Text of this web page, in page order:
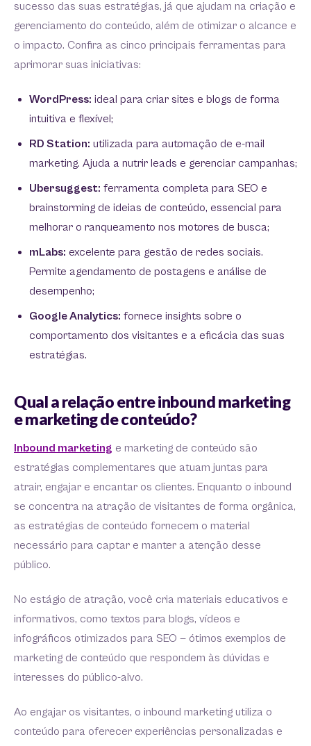
sucesso das suas estratégias, já que ajudam na criação e
gerenciamento do conteúdo, além de otimizar o alcance e
o impacto. Confira as cinco principais ferramentas para
aprimorar suas iniciativas:
WordPress: ideal para criar sites e blogs de forma
intuitiva e flexível;
RD Station: utilizada para automação de e-mail
marketing. Ajuda a nutrir leads e gerenciar campanhas;
Ubersuggest: ferramenta completa para SEO e
brainstorming de ideias de conteúdo, essencial para
melhorar o ranqueamento nos motores de busca;
mLabs: excelente para gestão de redes sociais.
Permite agendamento de postagens e análise de
desempenho;
Google Analytics: fornece insights sobre o
comportamento dos visitantes e a eficácia das suas
estratégias.
Qual a relação entre inbound marketing
e marketing de conteúdo?
Inbound marketing e marketing de conteúdo são
estratégias complementares que atuam juntas para
atrair, engajar e encantar os clientes. Enquanto o inbound
se concentra na atração de visitantes de forma orgânica,
as estratégias de conteúdo fornecem o material
necessário para captar e manter a atenção desse
público.
No estágio de atração, você cria materiais educativos e
informativos, como textos para blogs, vídeos e
infográficos otimizados para SEO — ótimos exemplos de
marketing de conteúdo que respondem às dúvidas e
interesses do público-alvo.
Ao engajar os visitantes, o inbound marketing utiliza o
conteúdo para oferecer experiências personalizadas e